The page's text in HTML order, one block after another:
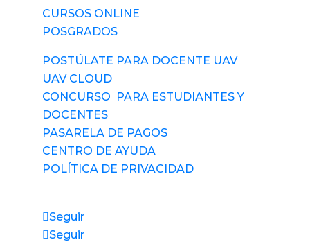
CURSOS ONLINE
POSGRADOS
POSTÚLATE PARA DOCENTE UAV
UAV CLOUD
CONCURSO PARA ESTUDIANTES Y
DOCENTES
PASARELA DE PAGOS
CENTRO DE AYUDA
POLÍTICA DE PRIVACIDAD
Seguir
Seguir